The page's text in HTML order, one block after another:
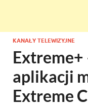
KANAŁY TELEWIZYJNE
aplikacji
Extreme